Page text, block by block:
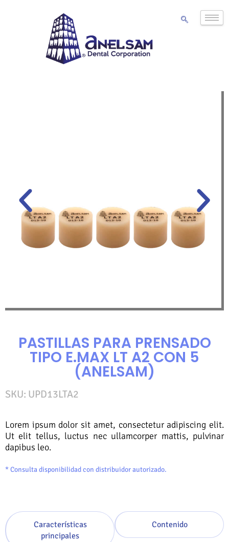
PASTILLAS PARA PRENSADO
TIPO E.MAX LT A2 CON 5
(ANELSAM)
SKU: UPD13LTA2
Lorem ipsum dolor sit amet, consectetur adipiscing elit.
Ut elit tellus, luctus nec ullamcorper mattis, pulvinar
dapibus leo.
* Consulta disponibilidad con distribuidor autorizado.
Características
principales
Contenido